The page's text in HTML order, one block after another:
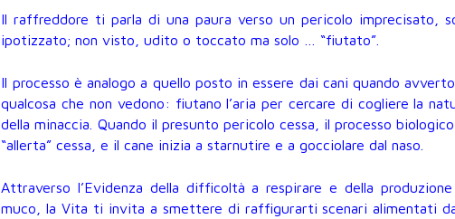
Il raffreddore ti parla di una paura verso un pericolo imprecisato,
ipotizzato; non visto, udito o toccato ma solo … “fiutato”.
Il processo è analogo a quello posto in essere dai cani quando
qualcosa che non vedono: fiutano l’aria per cercare di cogliere la
della minaccia. Quando il presunto pericolo cessa, il processo
“allerta” cessa, e il cane inizia a starnutire e a gocciolare dal naso.
Attraverso l’Evidenza della difficoltà a respirare e della
muco, la Vita ti invita a smettere di raffigurarti scenari alimentati